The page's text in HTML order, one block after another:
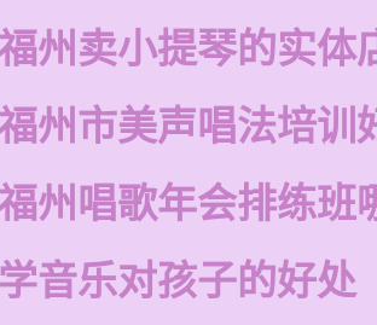
州卖小提琴的实体
州市美声唱法培训
州唱歌年会排练班
学音乐对孩子的好处